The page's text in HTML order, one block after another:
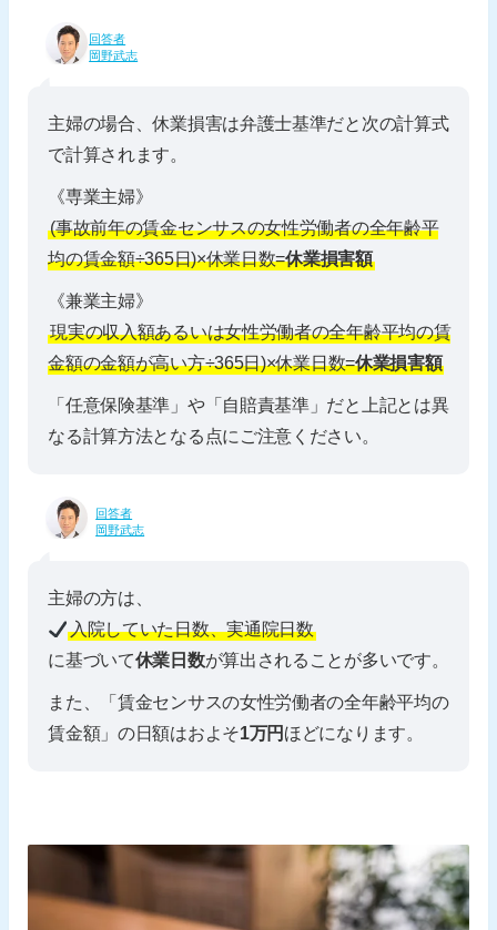
回答者
岡野武志
主婦の場合、休業損害は弁護士基準だと次の計算式
で計算されます。
《専業主婦》
(事故前年の賃金センサスの女性労働者の全年齢平
均の賃金額÷365日)×休業日数=休業損害額
《兼業主婦》
現実の収入額あるいは女性労働者の全年齢平均の賃
金額の金額が高い方÷365日)×休業日数=休業損害額
「任意保険基準」や「自賠責基準」だと上記とは異
なる計算方法となる点にご注意ください。
回答者
岡野武志
主婦の方は、
入院していた日数、実通院日数
に基づいて休業日数が算出されることが多いです。
また、「賃金センサスの女性労働者の全年齢平均の
賃金額」の日額はおよそ1万円 ほどになります。